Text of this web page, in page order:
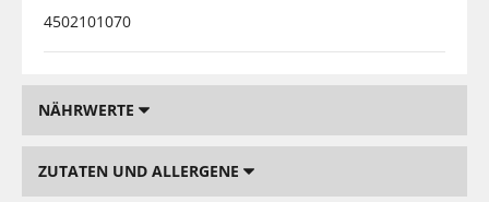
4502101070
NÄHRWERTE
ZUTATEN UND ALLERGENE